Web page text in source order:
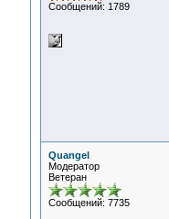
Сообщений: 1789
Quangel
Модератор
Ветеран
Сообщений: 7735